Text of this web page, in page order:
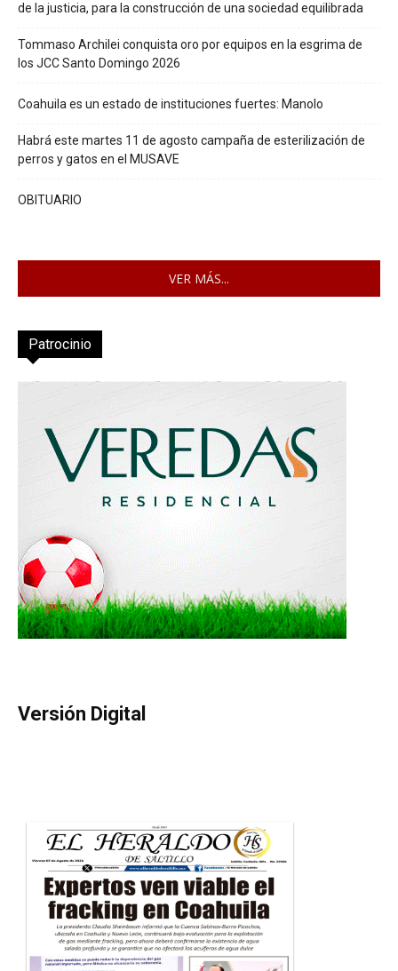
de la justicia, para la construcción de una sociedad equilibrada
Tommaso Archilei conquista oro por equipos en la esgrima de
los JCC Santo Domingo 2026
Coahuila es un estado de instituciones fuertes: Manolo
Habrá este martes 11 de agosto campaña de esterilización de
perros y gatos en el MUSAVE
OBITUARIO
VER MÁS...
Patrocinio
Versión Digital